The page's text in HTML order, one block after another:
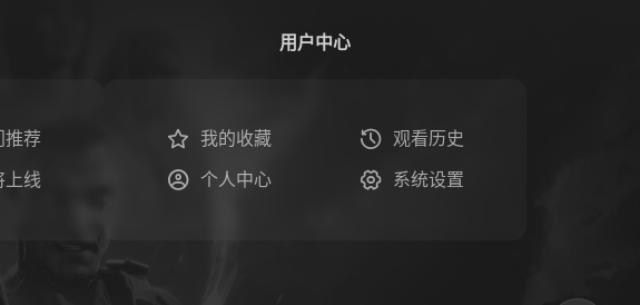
推荐
上线
用户中心
我的收藏 观看历史
个人中心 系统设置